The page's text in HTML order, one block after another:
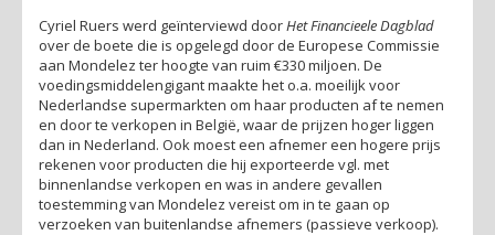
Cyriel Ruers werd geïnterviewd doorHet Financieele Dagblad
over de boete die is opgelegd door de Europese Commissie
aan Mondelez ter hoogte van ruim €330 miljoen. De
voedingsmiddelengigant maakte het o.a. moeilijk voor
Nederlandse supermarkten om haar producten af te nemen
en door te verkopen in België, waar de prijzen hoger liggen
dan in Nederland. Ook moest een afnemer een hogere prijs
rekenen voor producten die hij exporteerde vgl. met
binnenlandse verkopen en was in andere gevallen
toestemming van Mondelez vereist om in te gaan op
verzoeken van buitenlandse afnemers (passieve verkoop).